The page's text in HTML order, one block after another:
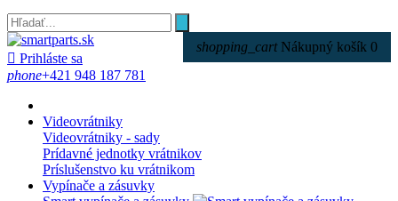
shopping_cart Nákupný košík 0
 Prihláste sa
phone+421 948 187 781
Videovrátniky
Videovrátniky - sady
Prídavné jednotky vrátnikov
Príslušenstvo ku vrátnikom
Vypínače a zásuvky